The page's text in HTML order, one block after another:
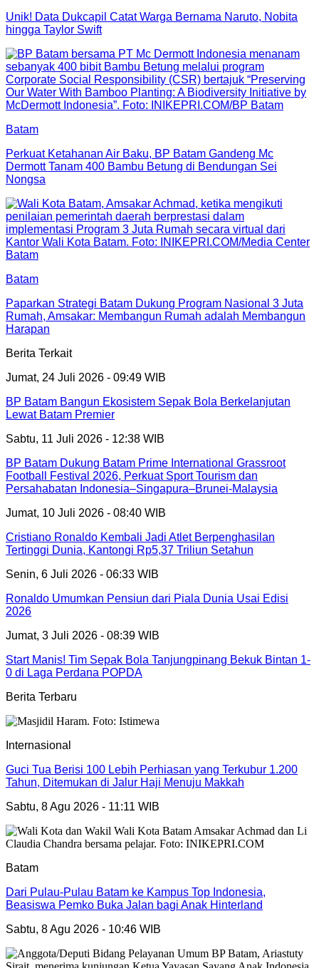
Unik! Data Dukcapil Catat Warga Bernama Naruto, Nobita
hingga Taylor Swift
Batam
Perkuat Ketahanan Air Baku, BP Batam Gandeng Mc
Dermott Tanam 400 Bambu Betung di Bendungan Sei
Nongsa
Batam
Paparkan Strategi Batam Dukung Program Nasional 3 Juta
Rumah, Amsakar: Membangun Rumah adalah Membangun
Harapan
Berita Terkait
Jumat, 24 Juli 2026 - 09:49 WIB
BP Batam Bangun Ekosistem Sepak Bola Berkelanjutan
Lewat Batam Premier
Sabtu, 11 Juli 2026 - 12:38 WIB
BP Batam Dukung Batam Prime International Grassroot
Football Festival 2026, Perkuat Sport Tourism dan
Persahabatan Indonesia–Singapura–Brunei-Malaysia
Jumat, 10 Juli 2026 - 08:40 WIB
Cristiano Ronaldo Kembali Jadi Atlet Berpenghasilan
Tertinggi Dunia, Kantongi Rp5,37 Triliun Setahun
Senin, 6 Juli 2026 - 06:33 WIB
Ronaldo Umumkan Pensiun dari Piala Dunia Usai Edisi
2026
Jumat, 3 Juli 2026 - 08:39 WIB
Start Manis! Tim Sepak Bola Tanjungpinang Bekuk Bintan 1-
0 di Laga Perdana POPDA
Berita Terbaru
Internasional
Guci Tua Berisi 100 Lebih Perhiasan yang Terkubur 1.200
Tahun, Ditemukan di Jalur Haji Menuju Makkah
Sabtu, 8 Agu 2026 - 11:11 WIB
Batam
Dari Pulau-Pulau Batam ke Kampus Top Indonesia,
Beasiswa Pemko Buka Jalan bagi Anak Hinterland
Sabtu, 8 Agu 2026 - 10:46 WIB